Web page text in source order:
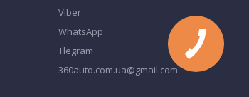
Viber
WhatsApp
Tlegram
360auto.com.ua@gmail.com